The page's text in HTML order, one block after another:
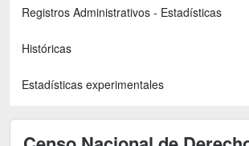
Registros Administrativos - Estadísticas
Históricas
Estadísticas experimentales